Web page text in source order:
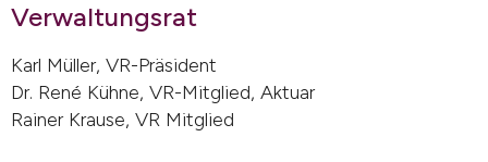
Verwaltungsrat
Karl Müller, VR-Präsident
Dr. René Kühne, VR-Mitglied, Aktuar
Rainer Krause, VR Mitglied